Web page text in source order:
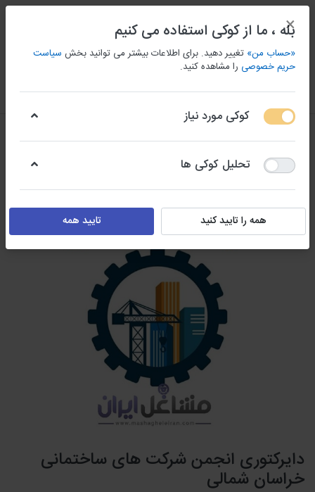
منو ورود/ثبت نام مقايسه كردن علاقه مندی سبد
دایرکتوری انجمن شرکت های ساختمانی
خراسان شمالی
×
بله ، ما از کوکی استفاده می کنیم
«حساب من» تغییر دهید. برای اطلاعات بیشتر می توانید بخش سیاست
حریم خصوصی را مشاهده کنید.
کوکی مورد نیاز
تحلیل کوکی ها
همه را تایید کنید تایید همه